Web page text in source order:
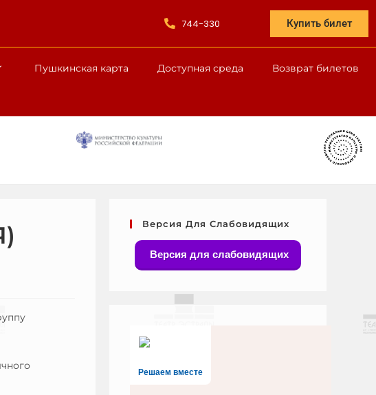
744-330 Купить билет
Пушкинская карта Доступная среда Возврат билетов
Версия Для Слабовидящих
Версия для слабовидящих
Решаем вместе